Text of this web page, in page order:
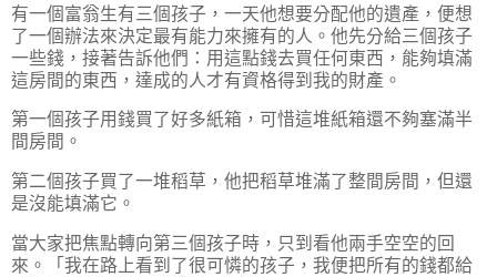
有一個富翁生有三個孩子，一天他想要分配他的遺產，便想
了一個辦法來決定最有能力來擁有的人。他先分給三個孩子
一些錢，接著告訴他們：用這點錢去買任何東西，能夠填滿
這房間的東西，達成的人才有資格得到我的財產。
第一個孩子用錢買了好多紙箱，可惜這堆紙箱還不夠塞滿半
間房間。
第二個孩子買了一堆稻草，他把稻草堆滿了整間房間，但還
是沒能填滿它。
當大家把焦點轉向第三個孩子時，只到看他兩手空空的回
來。「我在路上看到了很可憐的孩子，我便把所有的錢都給